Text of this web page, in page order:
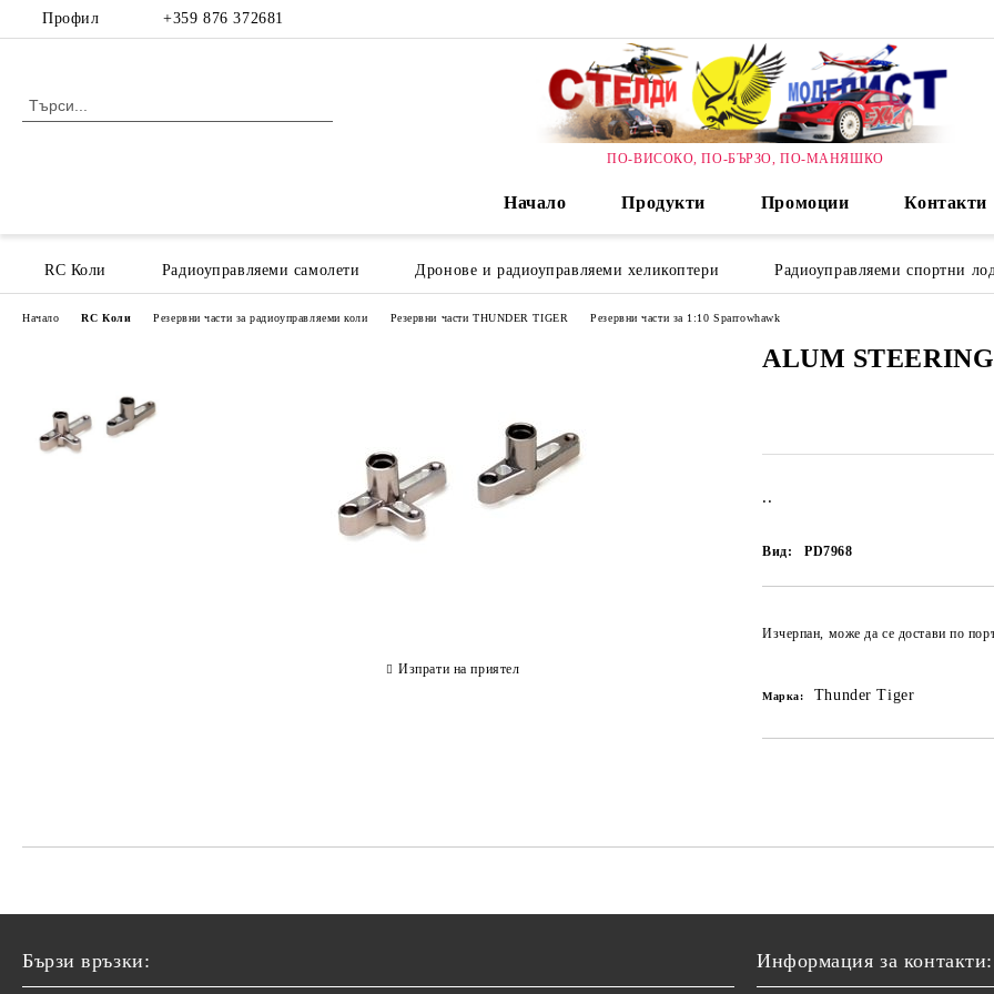
Профил +359 876 372681
ПО-ВИСОКО, ПО-БЪРЗО, ПО-МАНЯШКО
Начало Продукти Промоции Контакти
RC Коли Радиоуправляеми самолети Дронове и радиоуправляеми хеликоптери Радиоуправляеми спортни
Начало RC Коли Резервни части за радиоуправляеми коли Резервни части THUNDER TIGER Резервни части за 1:10 Sparrowhawk
ALUM
..
Вид: PD7968
Изчерпан, може да се достави по
Марка: Thunder Tiger
Изпрати на приятел
Бързи връзки: Информация за контакти: